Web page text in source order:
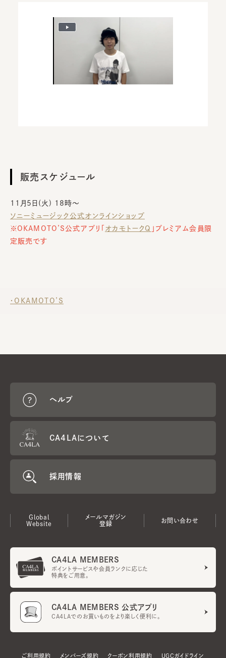
Play
販売スケジュール
11月5日(火) 18時～
ソニーミュージック公式オンラインショップ
※OKAMOTO’S公式アプリ「 オカモトークQ 」プレミアム会員限
定販売です
・OKAMOTO’S
ヘルプ
CA4LAについて
採用情報
Global
Website
メールマガジン
登録
お問い合わせ
CA4LA MEMBERS
ポイントサービスや会員ランクに応じた
特典をご用意。
CA4LA MEMBERS 公式アプリ
CA4LAでのお買いものをより楽しく便利に。
ご利用規約 メンバーズ規約 クーポン利用規約 UGCガイドライン